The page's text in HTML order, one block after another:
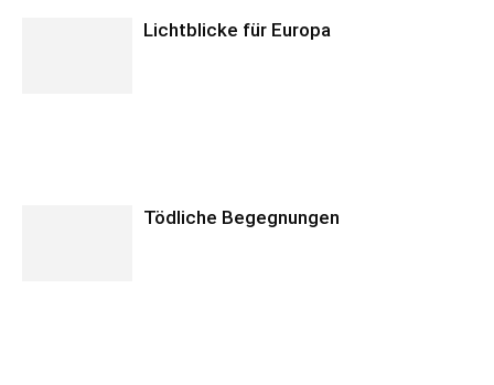
Lichtblicke für Europa
Tödliche Begegnungen